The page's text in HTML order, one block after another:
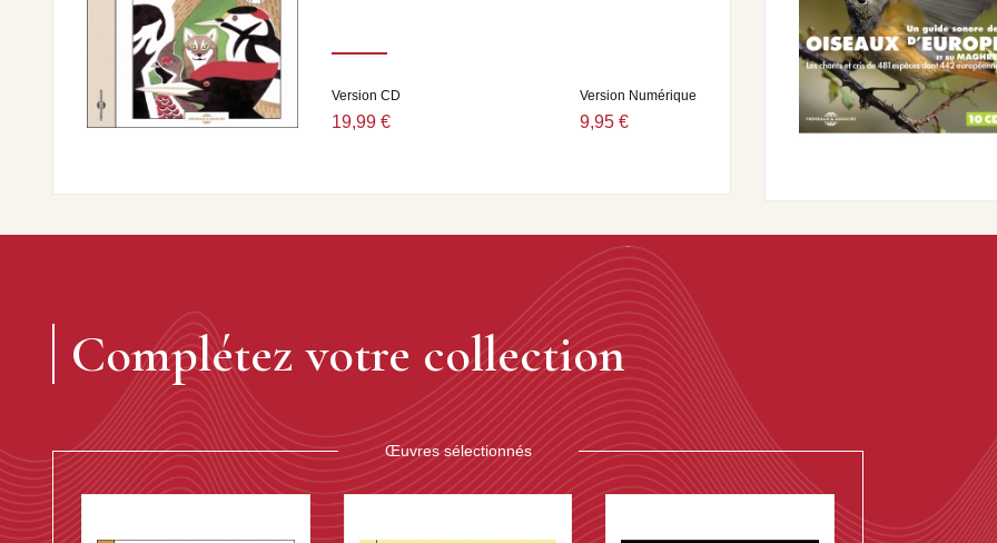
Version CD
19,99 €
Version Numérique
9,95 €
Complétez votre collection
Œuvres sélectionnés